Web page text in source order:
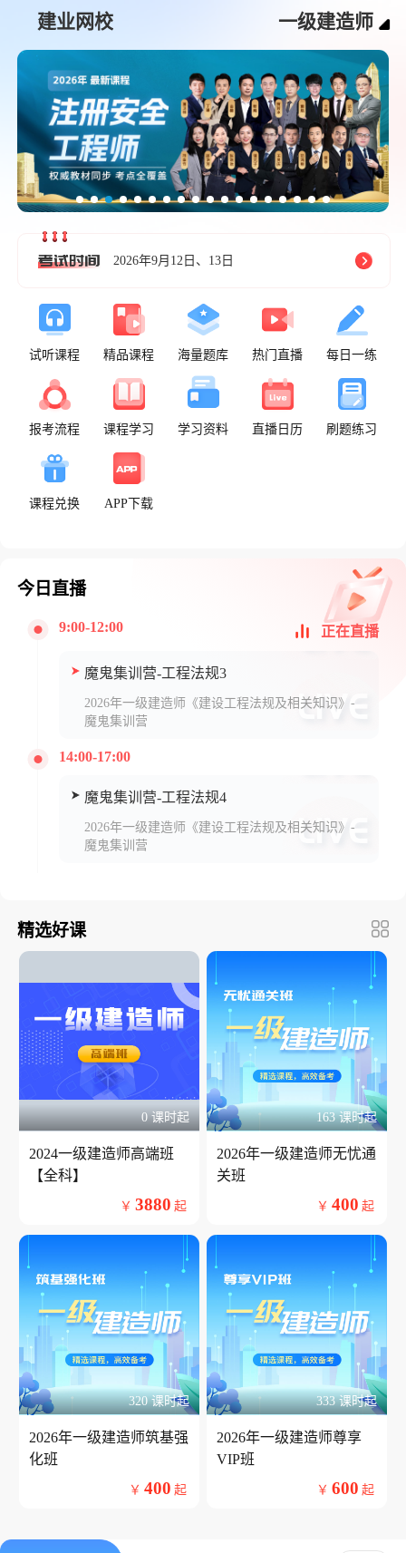
建业网校 一级建造师
2026年9月12日、13日
试听课程 精品课程 海量题库 热门直播 每日一练
报考流程 课程学习 学习资料 直播日历 刷题练习
课程兑换 APP下载
今日直播
9:00-12:00 正在直播
魔鬼集训营-工程法规3
2026年一级建造师《建设工程法规及相关知识》-
魔鬼集训营
14:00-17:00
魔鬼集训营-工程法规4
2026年一级建造师《建设工程法规及相关知识》-
魔鬼集训营
精选好课
2024一级建造师高端班
【全科】
0 课时起
￥ 3880 起
2026年一级建造师无忧通
关班
163 课时起
￥ 400 起
2026年一级建造师筑基强
化班
320 课时起
￥ 400 起
2026年一级建造师尊享
VIP班
333 课时起
￥ 600 起